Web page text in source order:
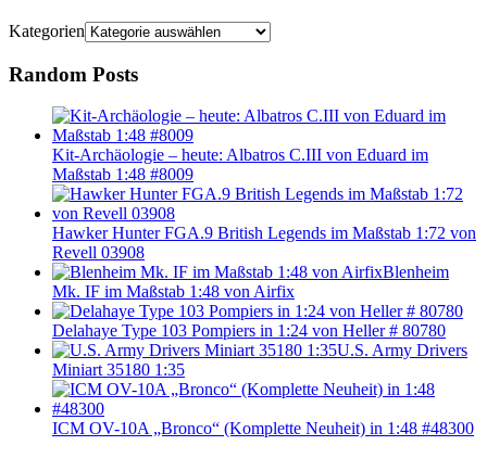
Kategorien
Random Posts
Kit-Archäologie – heute: Albatros C.III von Eduard im
Maßstab 1:48 #8009
Hawker Hunter FGA.9 British Legends im Maßstab 1:72 von
Revell 03908
Blenheim
Mk. IF im Maßstab 1:48 von Airfix
Delahaye Type 103 Pompiers in 1:24 von Heller # 80780
U.S. Army Drivers
Miniart 35180 1:35
ICM OV-10A „Bronco“ (Komplette Neuheit) in 1:48 #48300